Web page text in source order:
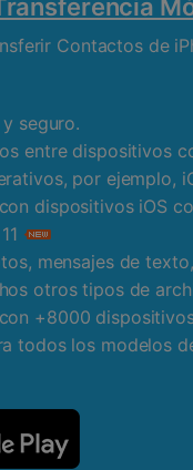
Contactos de
seguro.
entre dispositivos
por ejemplo,
dispositivos iOS
mensajes de
otros tipos de
+8000
todos los modelos